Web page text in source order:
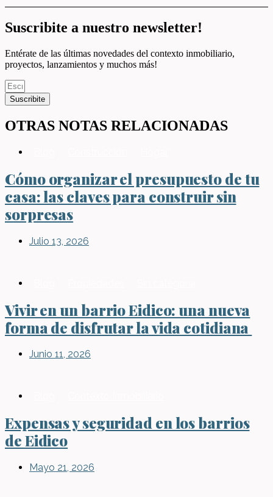
Suscribite a nuestro newsletter!
Entérate de las últimas novedades del contexto inmobiliario,
proyectos, lanzamientos y muchos más!
Suscribite
OTRAS NOTAS RELACIONADAS
Cómo organizar el presupuesto de tu
casa: las claves para construir sin
sorpresas
Julio 13, 2026
Vivir en un barrio Eidico: una nueva
forma de disfrutar la vida cotidiana
Junio 11, 2026
Expensas y seguridad en los barrios
de Eidico
Mayo 21, 2026